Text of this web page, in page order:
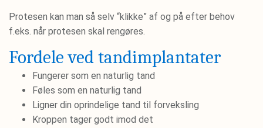
Protesen kan man så selv “klikke” af og på efter behov
f.eks. når protesen skal rengøres.
Fordele ved tandimplantater
Fungerer som en naturlig tand
Føles som en naturlig tand
Ligner din oprindelige tand til forveksling
Kroppen tager godt imod det